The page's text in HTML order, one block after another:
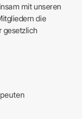
mit unseren
die
gesetzlich